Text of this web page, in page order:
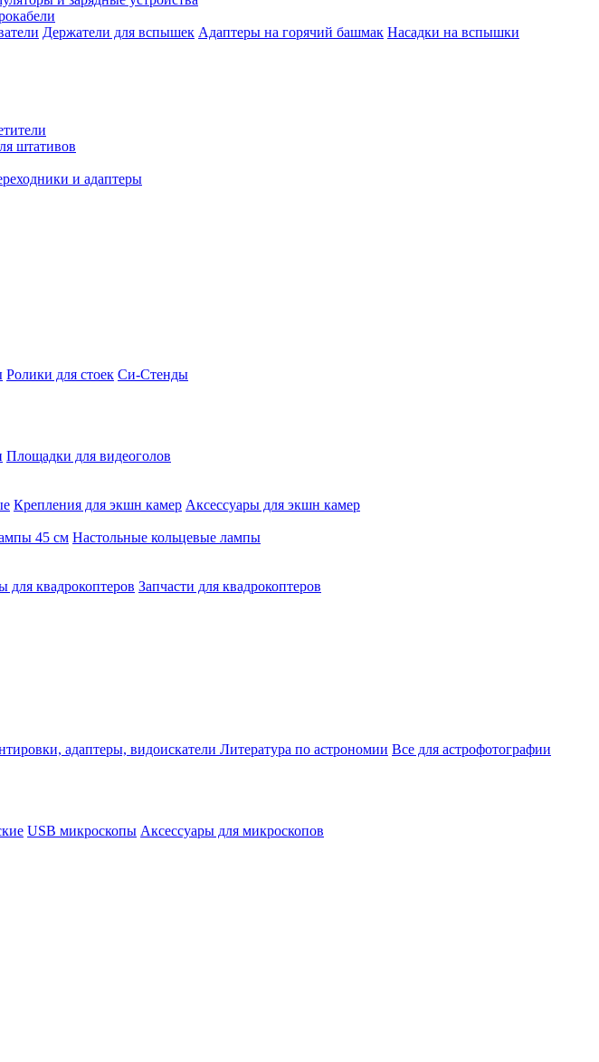
Держатели для вспышек Адаптеры на горячий башмак Насадки на вспышки
штативов
и адаптеры
Ролики для стоек Си-Стенды
Площадки для видеоголов
Крепления для экшн камер Аксессуары для экшн камер
45 см Настольные кольцевые лампы
для квадрокоптеров Запчасти для квадрокоптеров
адаптеры, видоискатели Литература по астрономии Все для астрофотографии
USB микроскопы Аксессуары для микроскопов